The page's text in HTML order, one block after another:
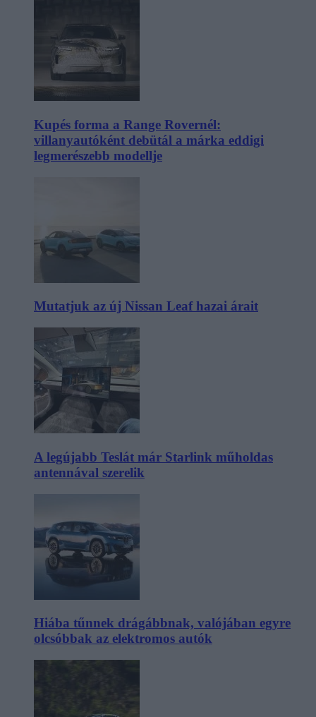
Kupés forma a Range Rovernél:
villanyautóként debütál a márka eddigi
legmerészebb modellje
Mutatjuk az új Nissan Leaf hazai árait
A legújabb Teslát már Starlink műholdas
antennával szerelik
Hiába tűnnek drágábbnak, valójában egyre
olcsóbbak az elektromos autók